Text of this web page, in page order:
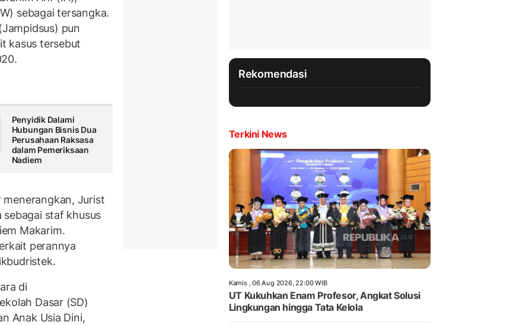
sebagai tersangka.
pun
kasus tersebut
Penyidik Dalami
Hubungan Bisnis Dua
Perusahaan Raksasa
dalam Pemeriksaan
Nadiem
menerangkan, Jurist
staf khusus
Makarim.
perannya
di
Dasar (SD)
Anak Usia Dini,
Rekomendasi
Terkini News
Kamis , 06 Aug 2026, 22:00 WIB
UT Kukuhkan Enam Profesor, Angkat Solusi
Lingkungan hingga Tata Kelola